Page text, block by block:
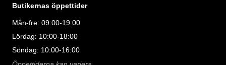
Butikernas öppettider
Mån-fre: 09:00-19:00
Lördag: 10:00-18:00
Söndag: 10:00-16:00